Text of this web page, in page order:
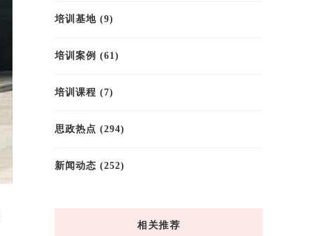
培训基地 (9)
培训案例 (61)
培训课程 (7)
思政热点 (294)
新闻动态 (252)
相关推荐